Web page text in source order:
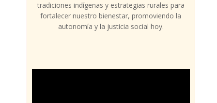
tra­di­cio­nes indí­ge­nas y estra­te­gias rura­les para
for­ta­le­cer nues­tro bien­es­tar, pro­mo­vien­do la
auto­no­mía y la jus­ti­cia social hoy.